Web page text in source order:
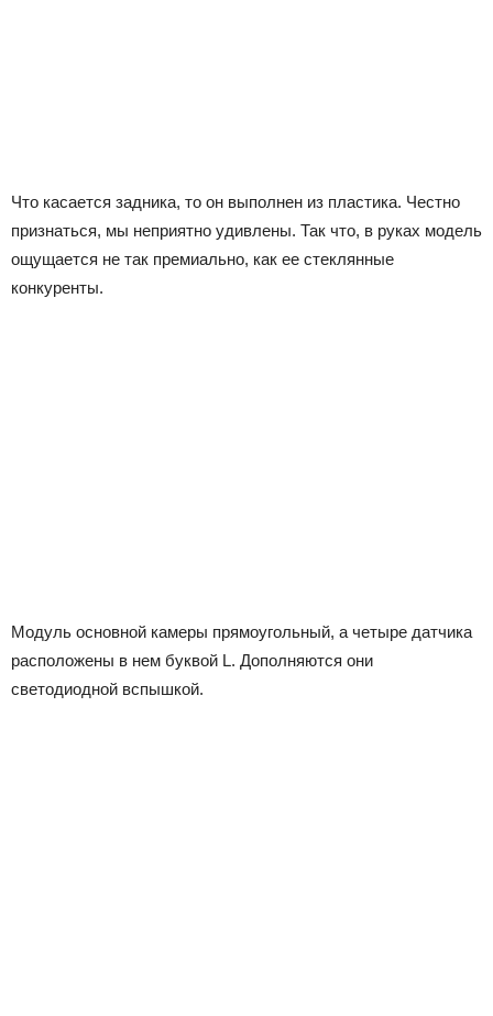
Что касается задника, то он выполнен из пластика. Честно
признаться, мы неприятно удивлены. Так что, в руках модель
ощущается не так премиально, как ее стеклянные
конкуренты.
Модуль основной камеры прямоугольный, а четыре датчика
расположены в нем буквой L. Дополняются они
светодиодной вспышкой.